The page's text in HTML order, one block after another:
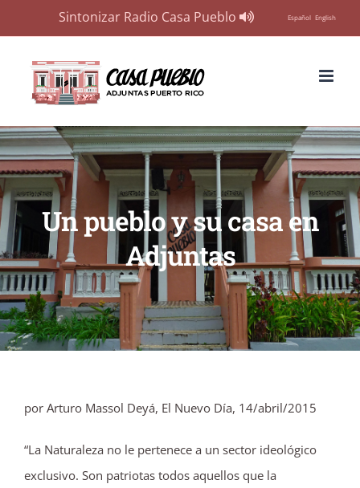
Sintonizar Radio Casa Pueblo Español English
content
Un pueblo y su casa en
Adjuntas
por Arturo Massol Deyá, El Nuevo Día, 14/abril/2015
“La Naturaleza no le pertenece a un sector ideológico
exclusivo. Son patriotas todos aquellos que la